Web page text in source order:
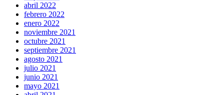
abril 2022
febrero 2022
enero 2022
noviembre 2021
octubre 2021
septiembre 2021
agosto 2021
julio 2021
junio 2021
mayo 2021